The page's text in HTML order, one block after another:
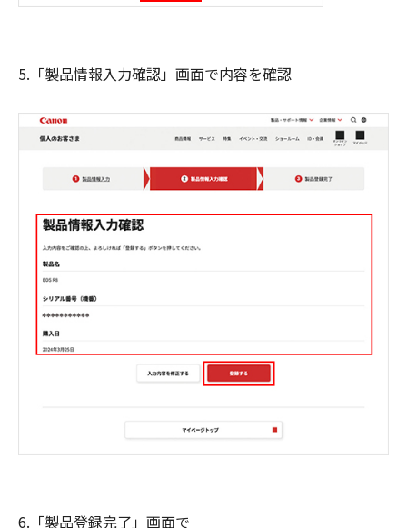
5.「製品情報入力確認」画面で内容を確認
6.「製品登録完了」画面で